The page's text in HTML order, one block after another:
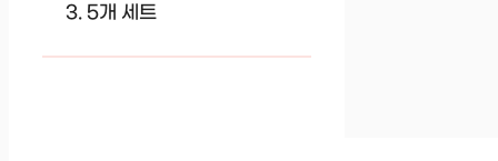
5개 세트